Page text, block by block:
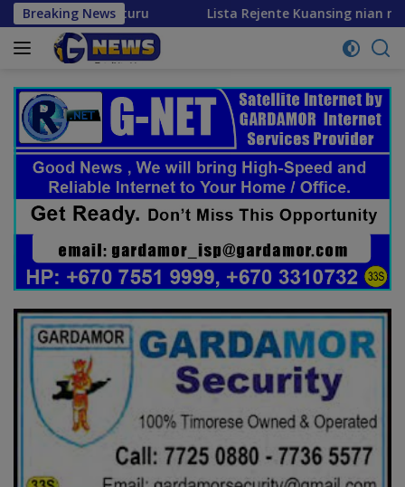
Skip
to
content
Breaking News
futuru Lista Rejente Kuansing nian ne’ebé hetan